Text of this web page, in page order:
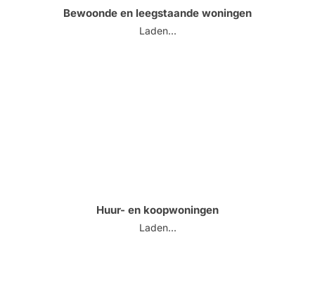
Bewoonde en leegstaande woningen
Laden...
Huur- en koopwoningen
Laden...